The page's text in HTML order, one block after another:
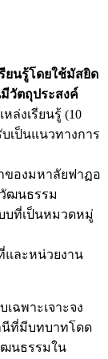
ยนรู้โดยใช้มัสยิด
วัตถุประสงค์
ล่งเรียนรู้ (10
บเป็นแนวทางการ
ของมหาลัยฟาฏอ
ฒนธรรม
บที่เป็นหมวดหมู่
และหน่วยงาน
ฉพาะเจาะจง
นีที่มีบทบาทโดด
นธรรมใน